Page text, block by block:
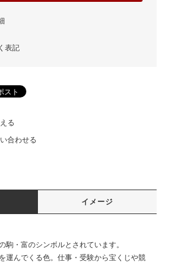
表記
る
合わせる
イメージ
駒・富のシンボルとされています。
運んでくる色。仕事・受験から宝くじや競